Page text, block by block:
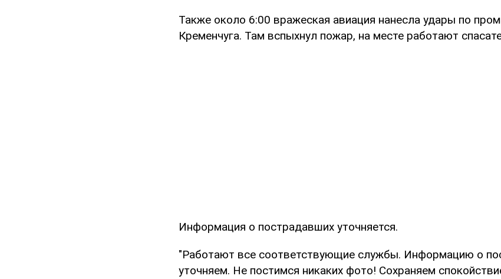
Также около 6:00 вражеская авиация нанесла удары по
Кременчуга. Там вспыхнул пожар, на месте работают
Информация о пострадавших уточняется.
"Работают все соответствующие службы. Информацию о
уточняем. Не постимся никаких фото! Сохраняем